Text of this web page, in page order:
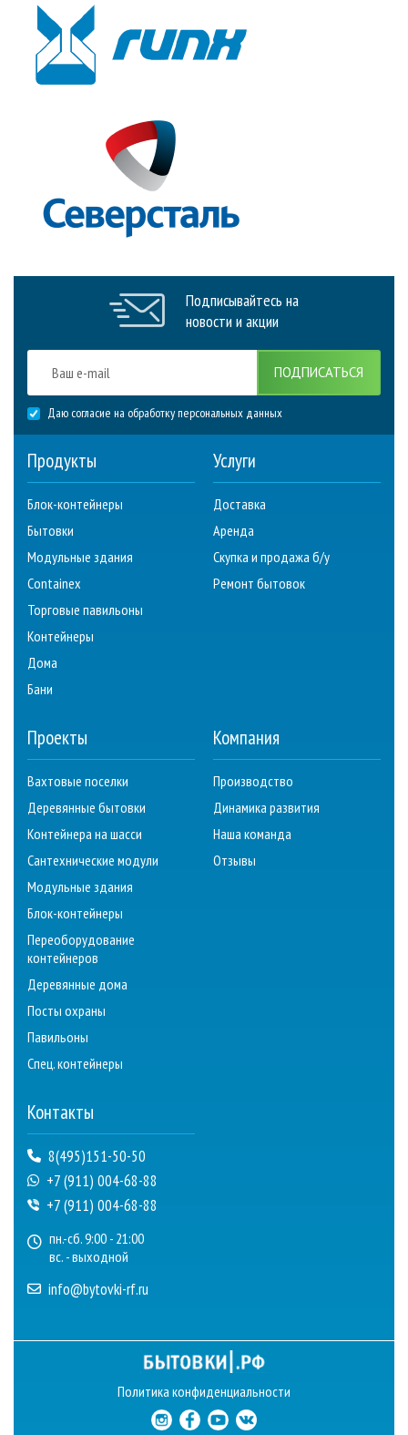
Подписывайтесь на
новости и акции
ПОДПИСАТЬСЯ
Даю согласие на обработку персональных данных
Продукты
Блок-контейнеры
Бытовки
Модульные здания
Containex
Торговые павильоны
Контейнеры
Дома
Бани
Услуги
Доставка
Аренда
Скупка и продажа б/у
Ремонт бытовок
Проекты
Вахтовые поселки
Деревянные бытовки
Контейнера на шасси
Сантехнические модули
Модульные здания
Блок-контейнеры
Переоборудование
контейнеров
Деревянные дома
Посты охраны
Павильоны
Спец. контейнеры
Компания
Производство
Динамика развития
Наша команда
Отзывы
Контакты
8(495)151-50-50
+7 (911) 004-68-88
+7 (911) 004-68-88
пн.-сб. 9:00 - 21:00
вс. - выходной
info@bytovki-rf.ru
Политика конфиденциальности